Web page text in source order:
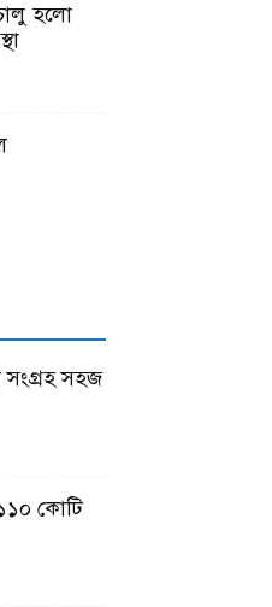
চালু হলো
সংগ্রহ সহজ
কোটি